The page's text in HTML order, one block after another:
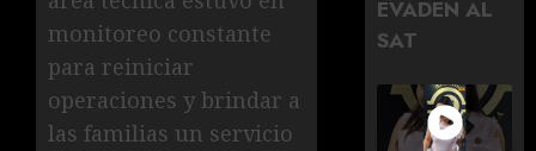
monitoreo constante
para reiniciar
operaciones y brindar a
las familias un servicio
EVADEN AL
SAT